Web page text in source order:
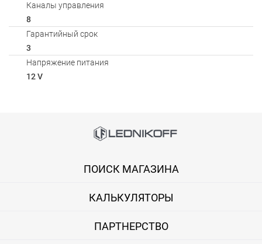
Каналы управления
8
Гарантийный срок
3
Напряжение питания
12 V
Вы можете оплатить покупку на сайте банковской картой
Оплата при получении
Вы можете оплатить заказ непосредственно при получении
ПОИСК МАГАЗИНА
КАЛЬКУЛЯТОРЫ
ПАРТНЕРСТВО